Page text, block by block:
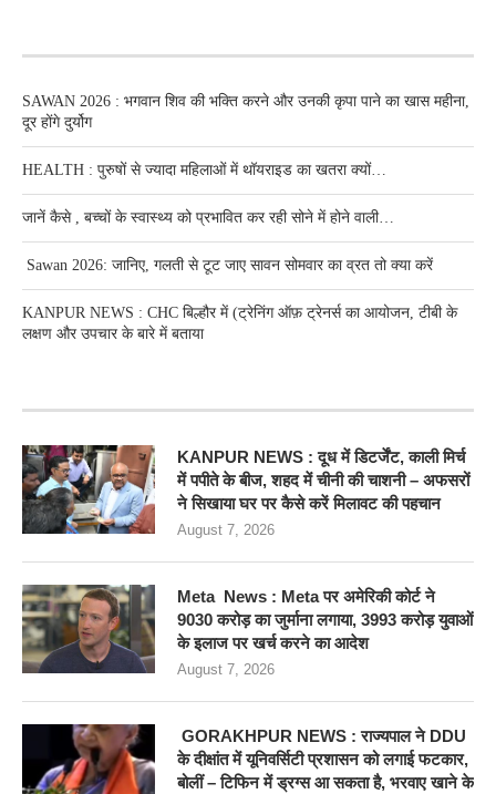
SAWAN 2026 : भगवान शिव की भक्ति करने और उनकी कृपा पाने का खास महीना,
दूर होंगे दुर्योग
HEALTH : पुरुषों से ज्यादा महिलाओं में थॉयराइड का खतरा क्यों…
जानें कैसे , बच्चों के स्वास्थ्य को प्रभावित कर रही सोने में होने वाली…
Sawan 2026: जानिए, गलती से टूट जाए सावन सोमवार का व्रत तो क्या करें
KANPUR NEWS : CHC बिल्हौर में (ट्रेनिंग ऑफ़ ट्रेनर्स का आयोजन, टीबी के
लक्षण और उपचार के बारे में बताया
KANPUR NEWS : दूध में डिटर्जेंट, काली मिर्च
में पपीते के बीज, शहद में चीनी की चाशनी – अफसरों
ने सिखाया घर पर कैसे करें मिलावट की पहचान
August 7, 2026
Meta News : Meta पर अमेरिकी कोर्ट ने
9030 करोड़ का जुर्माना लगाया, 3993 करोड़ युवाओं
के इलाज पर खर्च करने का आदेश
August 7, 2026
GORAKHPUR NEWS : राज्यपाल ने DDU
के दीक्षांत में यूनिवर्सिटी प्रशासन को लगाई फटकार,
बोलीं – टिफिन में ड्रग्स आ सकता है, भरवाए खाने के